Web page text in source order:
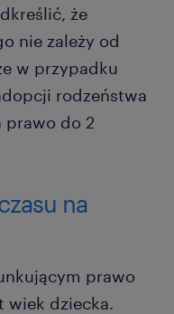
że
nie zależy od
w przypadku
rodzeństwa
prawo do 2
na
prawo
wiek dziecka.